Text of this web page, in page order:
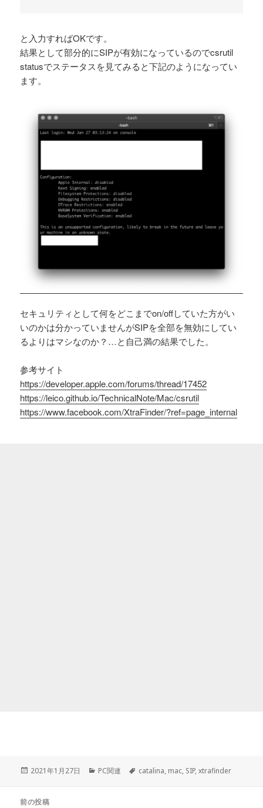
と入力すればOKです。
結果として部分的にSIPが有効になっているのでcsrutil
statusでステータスを見てみると下記のようになってい
ます。
セキュリティとして何をどこまでon/offしていた方がい
いのかは分かっていませんがSIPを全部を無効にしてい
るよりはマシなのか？…と自己満の結果でした。
参考サイト
https://developer.apple.com/forums/thread/17452
https://leico.github.io/TechnicalNote/Mac/csrutil
https://www.facebook.com/XtraFinder/?ref=page_internal
投
2021年1月27日
カ
PC関連
タ
catalina, mac, SIP,xtrafinder
前の投稿